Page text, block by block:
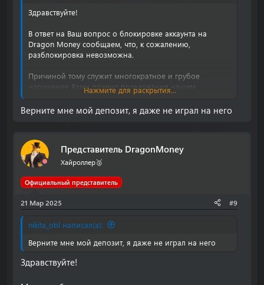
Здравствуйте!
В ответ на Ваш вопрос о блокировке аккаунта на
Dragon Money сообщаем, что, к сожалению,
разблокировка невозможна.
Причиной тому служит многократное и грубое
нарушение Вами правил пользования нашим
Мы придерживаемся политики обеспечения
пользователей, и нарушение установленных правил
может привести к негативным последствиям как для
других пользователей сайта, так и для
функционирования платформы в целом.
Понимаем, что данная информация может Вас
рамках правил нашего проекта.
интернете могут быть мошенники, которые используют
персональными данными.
Нажмите для раскрытия...
Верните мне мой депозит, я даже не играл на него
Представитель DragonMoney
Хайроллер🥈
Официальный представитель
21 Мар 2025 #9
nikita_obl написал(а):
Верните мне мой депозит, я даже не играл на него
Здравствуйте!